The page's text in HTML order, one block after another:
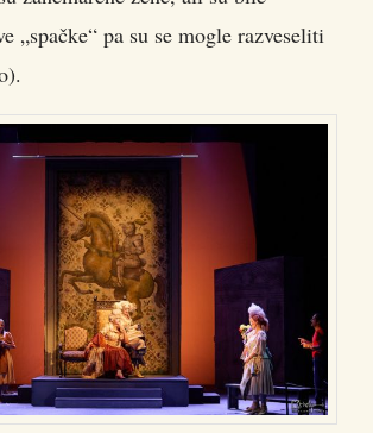
„spačke“ pa su se mogle razveseliti